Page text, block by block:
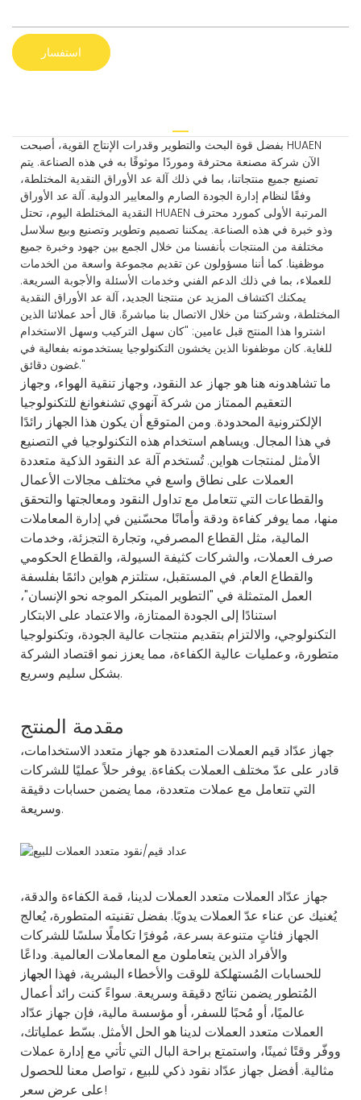
استفسار
بفضل قوة البحث والتطوير وقدرات الإنتاج القوية، أصبحت HUAEN
الآن شركة مصنعة محترفة وموردًا موثوقًا به في هذه الصناعة. يتم
تصنيع جميع منتجاتنا، بما في ذلك آلة عد الأوراق النقدية المختلطة،
وفقًا لنظام إدارة الجودة الصارم والمعايير الدولية. آلة عد الأوراق
النقدية المختلطة اليوم، تحتل HUAEN المرتبة الأولى كمورد محترف
وذو خبرة في هذه الصناعة. يمكننا تصميم وتطوير وتصنيع وبيع سلاسل
مختلفة من المنتجات بأنفسنا من خلال الجمع بين جهود وخبرة جميع
موظفينا. كما أننا مسؤولون عن تقديم مجموعة واسعة من الخدمات
للعملاء، بما في ذلك الدعم الفني وخدمات الأسئلة والأجوبة السريعة.
يمكنك اكتشاف المزيد عن منتجنا الجديد، آلة عد الأوراق النقدية
المختلطة، وشركتنا من خلال الاتصال بنا مباشرةً. قال أحد عملائنا الذين
اشتروا هذا المنتج قبل عامين: "كان سهل التركيب وسهل الاستخدام
للغاية. كان موظفونا الذين يخشون التكنولوجيا يستخدمونه بفعالية في
غضون دقائق."
ما تشاهدونه هنا هو جهاز عد النقود، وجهاز تنقية الهواء، وجهاز
التعقيم الممتاز من شركة آنهوي تشنغوانغ للتكنولوجيا
الإلكترونية المحدودة. ومن المتوقع أن يكون هذا الجهاز رائدًا
في هذا المجال. ويساهم استخدام هذه التكنولوجيا في التصنيع
الأمثل لمنتجات هواين. تُستخدم آلة عد النقود الذكية متعددة
العملات على نطاق واسع في مختلف مجالات الأعمال
والقطاعات التي تتعامل مع تداول النقود ومعالجتها والتحقق
منها، مما يوفر كفاءة ودقة وأمانًا محسّنين في إدارة المعاملات
المالية، مثل القطاع المصرفي، وتجارة التجزئة، وخدمات
صرف العملات، والشركات كثيفة السيولة، والقطاع الحكومي
والقطاع العام. في المستقبل، ستلتزم هواين دائمًا بفلسفة
العمل المتمثلة في "التطوير المبتكر الموجه نحو الإنسان"،
استنادًا إلى الجودة الممتازة، والاعتماد على الابتكار
التكنولوجي، والالتزام بتقديم منتجات عالية الجودة، وتكنولوجيا
متطورة، وعمليات عالية الكفاءة، مما يعزز نمو اقتصاد الشركة
بشكل سليم وسريع.
مقدمة المنتج
جهاز عدّاد قيم العملات المتعددة هو جهاز متعدد الاستخدامات،
قادر على عدّ مختلف العملات بكفاءة. يوفر حلاً عمليًا للشركات
التي تتعامل مع عملات متعددة، مما يضمن حسابات دقيقة
وسريعة.
جهاز عدّاد العملات متعدد العملات لدينا، قمة الكفاءة والدقة،
يُغنيك عن عناء عدّ العملات يدويًا. بفضل تقنيته المتطورة، يُعالج
الجهاز فئاتٍ متنوعة بسرعة، مُوفرًا تكاملًا سلسًا للشركات
والأفراد الذين يتعاملون مع المعاملات العالمية. وداعًا
للحسابات المُستهلكة للوقت والأخطاء البشرية، فهذا الجهاز
المُتطور يضمن نتائج دقيقة وسريعة. سواءً كنت رائد أعمال
عالميًا، أو مُحبًا للسفر، أو مؤسسة مالية، فإن جهاز عدّاد
العملات متعدد العملات لدينا هو الحل الأمثل. بسّط عملياتك،
ووفّر وقتًا ثمينًا، واستمتع براحة البال التي تأتي مع إدارة عملات
مثالية. أفضل جهاز عدّاد نقود ذكي للبيع ، تواصل معنا للحصول
على عرض سعر!